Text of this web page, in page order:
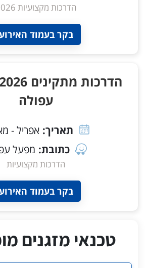
הדרכות מקצועיות 2026
בקר בעמוד
עפולה
תאריך: אפריל - מאי
כתובת: מפעל
הדרכות מקצועיות
בקר בעמוד
טכנאי מזגנים